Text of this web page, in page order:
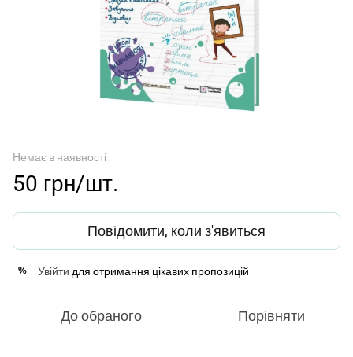
Немає в наявності
50 грн/шт.
Повідомити, коли з'явиться
% Увійти для отримання цікавих пропозицій
До обраного Порівняти